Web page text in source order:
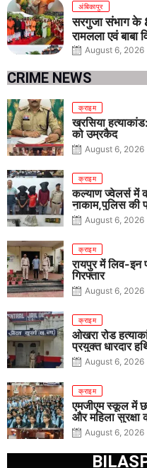
अंबिकापुर
सरगुजा संभाग के
रामलला एवं बाबा
August 6, 2026
CRIME NEWS
क्राइम
खरसिया
को उम्रकैद
August 6, 2026
क्राइम
कल्याण ज्वेलर्स में
नाकाम,पुलिस की
पिस्टल, कारतूस,
August 6, 2026
क्राइम
रायपुर में लिव-इन
गिरफ्तार
August 6, 2026
क्राइम
ओखरा रोड
प्रयुक्त धारदार
August 6, 2026
क्राइम
एमजीएम स्कूल में
और महिला सुरक्षा
August 6, 2026